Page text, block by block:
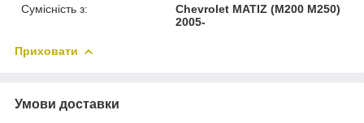
Сумісність з:
Chevrolet MATIZ (M200 M250)
2005-
Приховати
Умови доставки